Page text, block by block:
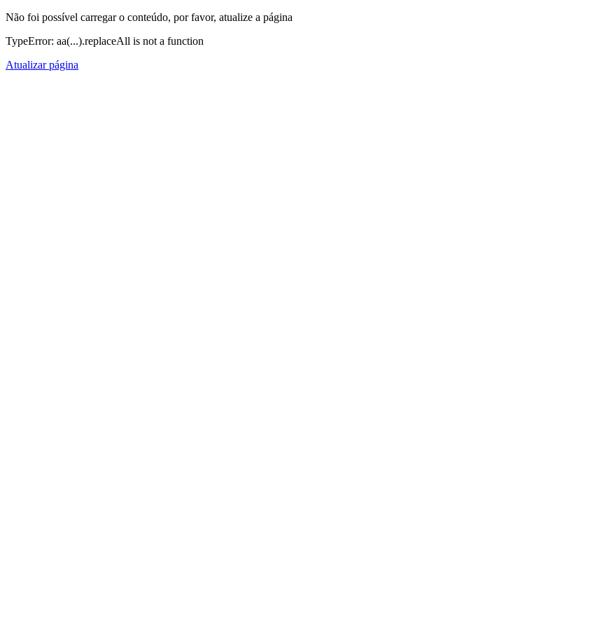
Não foi possível carregar o conteúdo, por favor, atualize a página
TypeError: aa(...).replaceAll is not a function
Atualizar página